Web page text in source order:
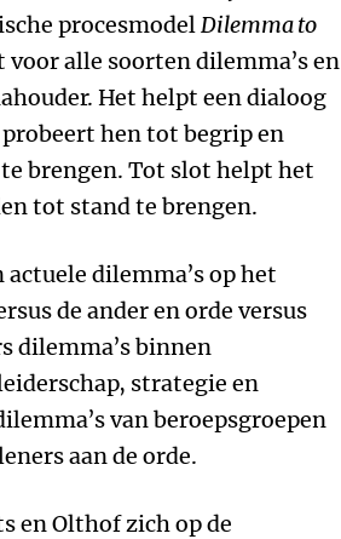
procesmodelDilemma to
alle soorten dilemma’s en
Het helpt een dialoog
hen tot begrip en
brengen. Tot slot helpt het
tot stand te brengen.
dilemma’s op het
de ander en orde versus
dilemma’s binnen
strategie en
van beroepsgroepen
aan de orde.
en Olthof zich op de